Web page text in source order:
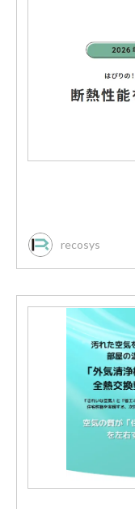
recosys